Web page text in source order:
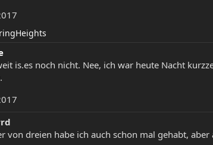
is.es noch nicht. Nee, ich war heute Nacht
von dreien habe ich auch schon mal gehabt, aber